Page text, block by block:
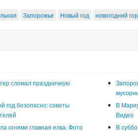
Запорожье Новый год новогодний
сломал праздничную
год безопасно: советы
В
Видео
огнями главная елка. Фото
В